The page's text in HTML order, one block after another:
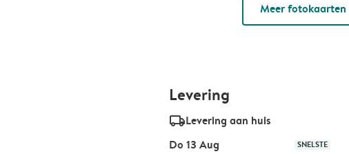
Meer fotokaarten
Levering
delivery_standard_v2Levering aan huis
Do 13 Aug
SNELSTE